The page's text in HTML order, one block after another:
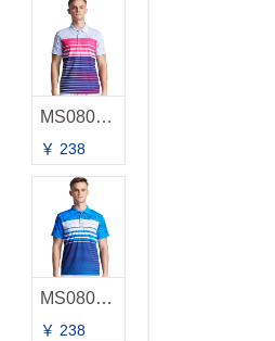
MS0809A-2 男款
￥ 238
MS0809A-1 男款
￥ 238